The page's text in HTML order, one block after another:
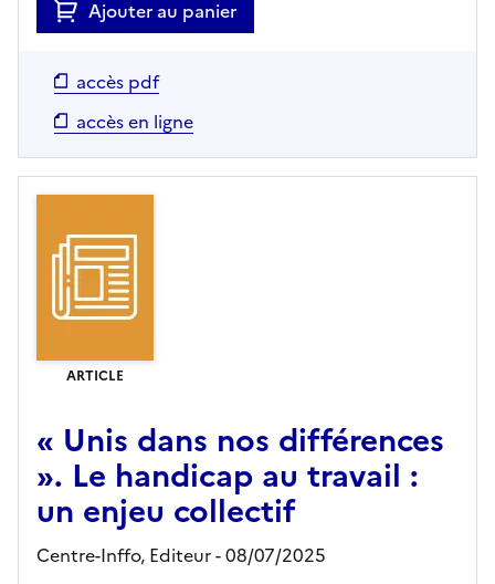
Ajouter au panier
accès pdf
accès en ligne
ARTICLE
« Unis dans nos différences
». Le handicap au travail :
un enjeu collectif
Centre-Inffo, Editeur- 08/07/2025